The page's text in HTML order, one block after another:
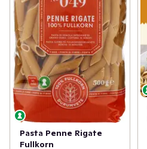
Pasta Penne Rigate
Fullkorn